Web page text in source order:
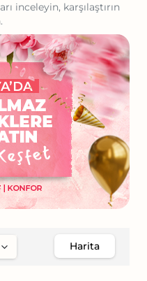
inceleyin, karşılaştırın
Harita